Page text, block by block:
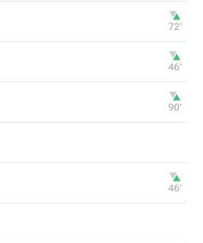
72‎’‎
46‎’‎
90‎’‎
46‎’‎